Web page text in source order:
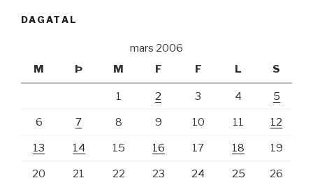
DAGATAL
mars 2006
M
Þ M F F L S
1 2 3 4 5
6 7 8 9 10 11 12
13 14 15 16 17 18 19
20 21 22 23 24 25 26